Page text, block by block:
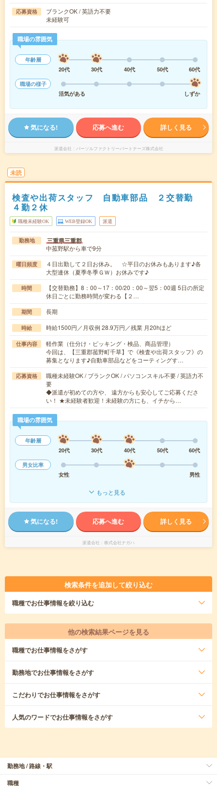
応募資格
ブランクOK / 英語力不要
未経験可
職場の雰囲気
年齢層
20代
30代 40代 50代
60代
職場の様子
活気がある
しずか
気になる! 応募へ進む 詳しく見る
派遣会社 パーソルファクトリーパートナーズ株式会社
未読
検査や出荷スタッフ 自動車部品 ２交替勤
４勤２休
職種未経験OK WEB登録OK 派遣
勤務地 三重県三重郡
中菰野駅から車で9分
曜日頻度
４日出勤して２日お休み。 ☆平日のお休みもあります♪各
大型連休（夏季冬季ＧＷ）お休みです♪
時間
【交替勤務】8：00～17：00/20：00～翌5：00週 5日の所定
休日ごとに勤務時間が変わる【２…
期間 長期
時給 時給1500円／月収例 28.9万円／残業 月20hほど
仕事内容
軽作業（仕分け・ピッキング・検品、商品管理）
今回は、【三重郡菰野町千草】で《検査や出荷スタッフ》の
募集となります♪自動車部品などをコーティングす…
応募資格
職種未経験OK / ブランクOK / パソコンスキル不要 / 英語力不
要
◆派遣が初めての方や、 遠方からも安心してご応募くださ
い！ ★未経験者歓迎！未経験の方にも、イチから…
職場の雰囲気
年齢層
20代
30代 40代 50代
60代
男女比率
女性
男性
もっと見る
気になる! 応募へ進む 詳しく見る
派遣会社 株式会社ナガハ
検索条件を追加して絞り込む
職種でお仕事情報を絞り込む
他の検索結果ページを見る
職種でお仕事情報をさがす
勤務地でお仕事情報をさがす
こだわりでお仕事情報をさがす
人気のワードでお仕事情報をさがす
勤務地 / 路線・駅
職種